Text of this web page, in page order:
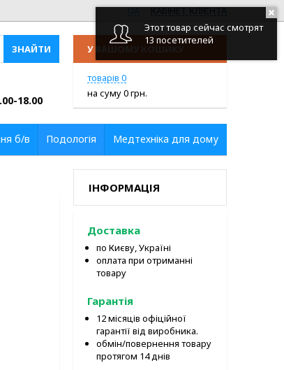
ІНФОРМАЦІЯ
Доставка
по Києву, Україні
оплата при отриманні
товару
Гарантія
12 місяців офіційної
гарантії від виробника.
обмін/повернення товару
протягом 14 днів
UA КАБІНЕТ КЛІЄНТА
18.00
У ВАШОМУ КОШИКУ
ПЕРЕЙТИ У КОШИК
товарів 0
на суму0грн.
б/в Подологія Медтехніка для дому
Этот товар сейчас смотрят
13 посетителей